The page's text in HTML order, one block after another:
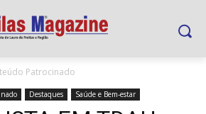
Patrocinado
Destaques Saúde e Bem-estar